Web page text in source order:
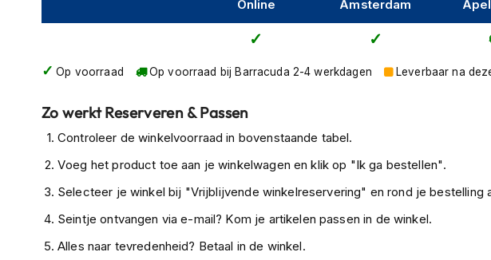
Doorwaai
Waterdichte
motorjassen
Leren
motorjassen
Textiele
Online Amsterdam
Op voorraad Op voorraad bij Barracuda 2-4 werkdagen Leverbaar na
Zo werkt Reserveren & Passen
Controleer de winkelvoorraad in bovenstaande tabel.
Voeg het product toe aan je winkelwagen en klik op "Ik ga bestellen".
Selecteer je winkel bij "Vrijblijvende winkelreservering" en rond je bestelling
Seintje ontvangen via e-mail? Kom je artikelen passen in de winkel.
Alles naar tevredenheid? Betaal in de winkel.